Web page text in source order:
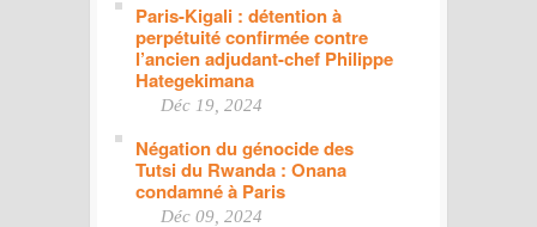
Paris-Kigali : détention à
perpétuité confirmée contre
l’ancien adjudant-chef Philippe
Hategekimana
Déc 19, 2024
Négation du génocide des
Tutsi du Rwanda : Onana
condamné à Paris
Déc 09, 2024